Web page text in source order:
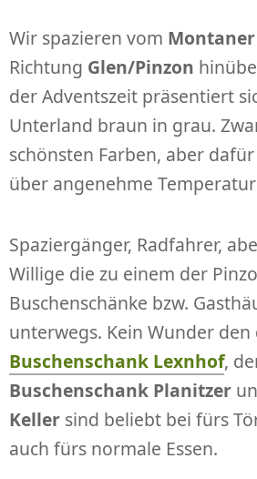
Wir spazieren vom
Richtung Glen/Pinzon
der Adventszeit präsentiert
Unterland braun in grau.
schönsten Farben, aber
über angenehme
Spaziergänger, Radfahrer,
Willige die zu einem der
Buschenschänke bzw.
unterwegs. Kein Wunder den
Buschenschank Lexnhof,
Buschenschank Planitzer
Keller sind beliebt bei fürs
auch fürs normale Essen.